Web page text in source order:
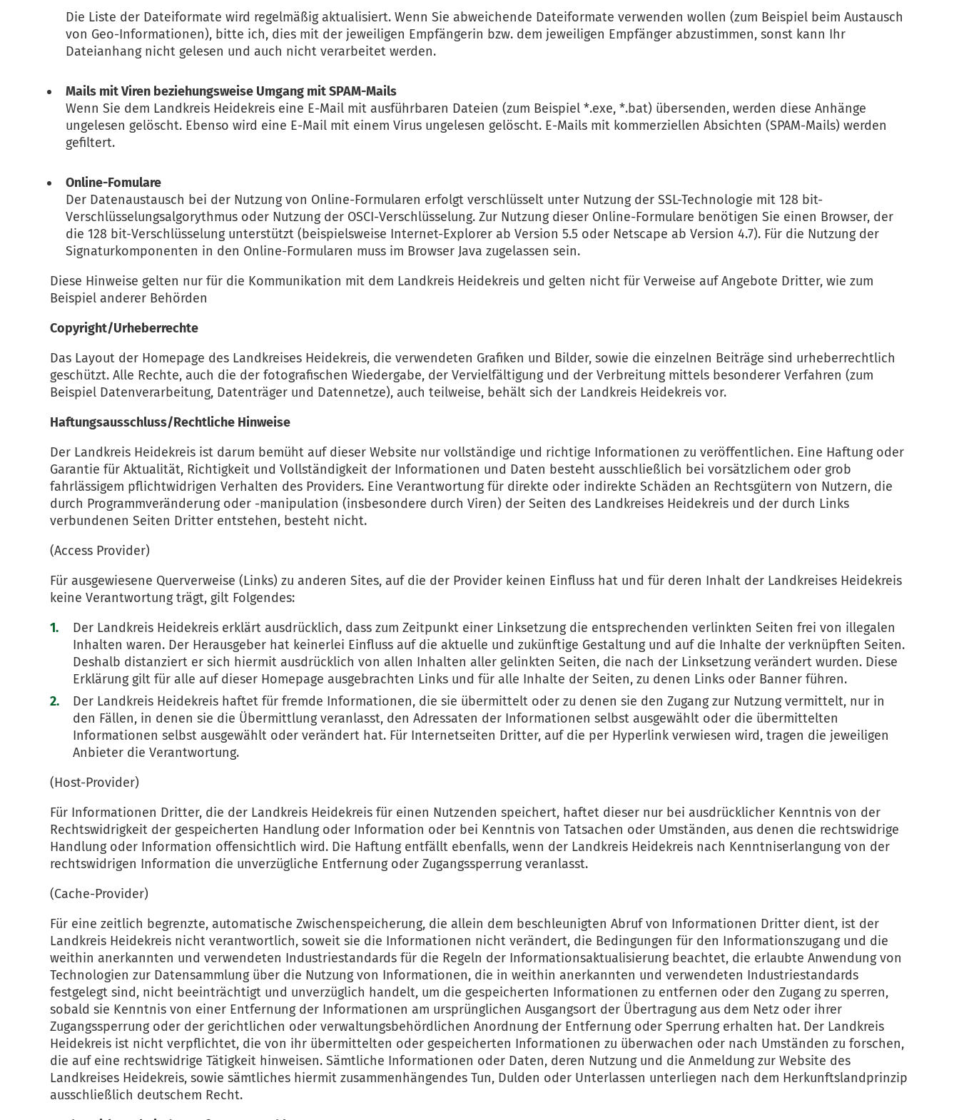
Die Liste der Dateiformate wird regelmäßig aktualisiert. Wenn Sie abweichende Dateiformate verwenden wollen (zum Beispiel beim Austausch
von Geo-Informationen), bitte ich, dies mit der jeweiligen Empfängerin bzw. dem jeweiligen Empfänger abzustimmen, sonst kann Ihr
Dateianhang nicht gelesen und auch nicht verarbeitet werden.
Mails mit Viren beziehungsweise Umgang mit SPAM-Mails
Wenn Sie dem Landkreis Heidekreis eine E-Mail mit ausführbaren Dateien (zum Beispiel *.exe, *.bat) übersenden, werden diese Anhänge
ungelesen gelöscht. Ebenso wird eine E-Mail mit einem Virus ungelesen gelöscht. E-Mails mit kommerziellen Absichten (SPAM-Mails) werden
gefiltert.
Online-Fomulare
Der Datenaustausch bei der Nutzung von Online-Formularen erfolgt verschlüsselt unter Nutzung der SSL-Technologie mit 128 bit-
Verschlüsselungsalgorythmus oder Nutzung der OSCI-Verschlüsselung. Zur Nutzung dieser Online-Formulare benötigen Sie einen Browser, der
die 128 bit-Verschlüsselung unterstützt (beispielsweise Internet-Explorer ab Version 5.5 oder Netscape ab Version 4.7). Für die Nutzung der
Signaturkomponenten in den Online-Formularen muss im Browser Java zugelassen sein.
Diese Hinweise gelten nur für die Kommunikation mit dem Landkreis Heidekreis und gelten nicht für Verweise auf Angebote Dritter, wie zum
Beispiel anderer Behörden
Copyright/Urheberrechte
Das Layout der Homepage des Landkreises Heidekreis, die verwendeten Grafiken und Bilder, sowie die einzelnen Beiträge sind urheberrechtlich
geschützt. Alle Rechte, auch die der fotografischen Wiedergabe, der Vervielfältigung und der Verbreitung mittels besonderer Verfahren (zum
Beispiel Datenverarbeitung, Datenträger und Datennetze), auch teilweise, behält sich der Landkreis Heidekreis vor.
Haftungsausschluss/Rechtliche Hinweise
Der Landkreis Heidekreis ist darum bemüht auf dieser Website nur vollständige und richtige Informationen zu veröffentlichen. Eine Haftung oder
Garantie für Aktualität, Richtigkeit und Vollständigkeit der Informationen und Daten besteht ausschließlich bei vorsätzlichem oder grob
fahrlässigem pflichtwidrigen Verhalten des Providers. Eine Verantwortung für direkte oder indirekte Schäden an Rechtsgütern von Nutzern, die
durch Programmveränderung oder -manipulation (insbesondere durch Viren) der Seiten des Landkreises Heidekreis und der durch Links
verbundenen Seiten Dritter entstehen, besteht nicht.
(Access Provider)
Für ausgewiesene Querverweise (Links) zu anderen Sites, auf die der Provider keinen Einfluss hat und für deren Inhalt der Landkreises Heidekreis
keine Verantwortung trägt, gilt Folgendes:
Der Landkreis Heidekreis erklärt ausdrücklich, dass zum Zeitpunkt einer Linksetzung die entsprechenden verlinkten Seiten frei von illegalen
Inhalten waren. Der Herausgeber hat keinerlei Einfluss auf die aktuelle und zukünftige Gestaltung und auf die Inhalte der verknüpften Seiten.
Deshalb distanziert er sich hiermit ausdrücklich von allen Inhalten aller gelinkten Seiten, die nach der Linksetzung verändert wurden. Diese
Erklärung gilt für alle auf dieser Homepage ausgebrachten Links und für alle Inhalte der Seiten, zu denen Links oder Banner führen.
Der Landkreis Heidekreis haftet für fremde Informationen, die sie übermittelt oder zu denen sie den Zugang zur Nutzung vermittelt, nur in
den Fällen, in denen sie die Übermittlung veranlasst, den Adressaten der Informationen selbst ausgewählt oder die übermittelten
Informationen selbst ausgewählt oder verändert hat. Für Internetseiten Dritter, auf die per Hyperlink verwiesen wird, tragen die jeweiligen
Anbieter die Verantwortung.
(Host-Provider)
Für Informationen Dritter, die der Landkreis Heidekreis für einen Nutzenden speichert, haftet dieser nur bei ausdrücklicher Kenntnis von der
Rechtswidrigkeit der gespeicherten Handlung oder Information oder bei Kenntnis von Tatsachen oder Umständen, aus denen die rechtswidrige
Handlung oder Information offensichtlich wird. Die Haftung entfällt ebenfalls, wenn der Landkreis Heidekreis nach Kenntniserlangung von der
rechtswidrigen Information die unverzügliche Entfernung oder Zugangssperrung veranlasst.
(Cache-Provider)
Für eine zeitlich begrenzte, automatische Zwischenspeicherung, die allein dem beschleunigten Abruf von Informationen Dritter dient, ist der
Landkreis Heidekreis nicht verantwortlich, soweit sie die Informationen nicht verändert, die Bedingungen für den Informationszugang und die
weithin anerkannten und verwendeten Industriestandards für die Regeln der Informationsaktualisierung beachtet, die erlaubte Anwendung von
Technologien zur Datensammlung über die Nutzung von Informationen, die in weithin anerkannten und verwendeten Industriestandards
festgelegt sind, nicht beeinträchtigt und unverzüglich handelt, um die gespeicherten Informationen zu entfernen oder den Zugang zu sperren,
sobald sie Kenntnis von einer Entfernung der Informationen am ursprünglichen Ausgangsort der Übertragung aus dem Netz oder ihrer
Zugangssperrung oder der gerichtlichen oder verwaltungsbehördlichen Anordnung der Entfernung oder Sperrung erhalten hat. Der Landkreis
Heidekreis ist nicht verpflichtet, die von ihr übermittelten oder gespeicherten Informationen zu überwachen oder nach Umständen zu forschen,
die auf eine rechtswidrige Tätigkeit hinweisen. Sämtliche Informationen oder Daten, deren Nutzung und die Anmeldung zur Website des
Landkreises Heidekreis, sowie sämtliches hiermit zusammenhängendes Tun, Dulden oder Unterlassen unterliegen nach dem Herkunftslandprinzip
ausschließlich deutschem Recht.